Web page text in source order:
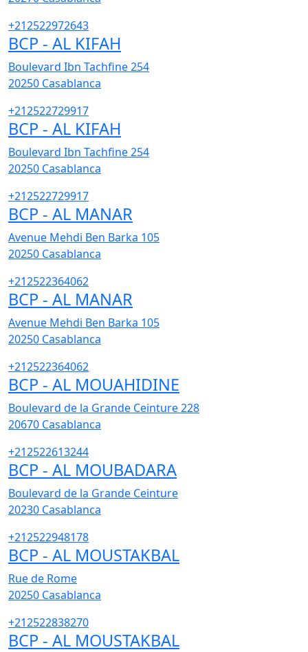
+212522972643
BCP - AL KIFAH
Boulevard Ibn Tachfine 254
20250 Casablanca
+212522729917
BCP - AL KIFAH
Boulevard Ibn Tachfine 254
20250 Casablanca
+212522729917
BCP - AL MANAR
Avenue Mehdi Ben Barka 105
20250 Casablanca
+212522364062
BCP - AL MANAR
Avenue Mehdi Ben Barka 105
20250 Casablanca
+212522364062
BCP - AL MOUAHIDINE
Boulevard de la Grande Ceinture 228
20670 Casablanca
+212522613244
BCP - AL MOUBADARA
Boulevard de la Grande Ceinture
20230 Casablanca
+212522948178
BCP - AL MOUSTAKBAL
Rue de Rome
20250 Casablanca
+212522838270
BCP - AL MOUSTAKBAL